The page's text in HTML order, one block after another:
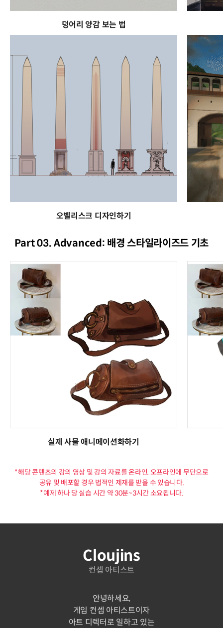
덩어리 양감 보는 법
오벨리스크 디자인하기
Part 03. Advanced: 배경 스타일라이즈드 기초
실제 사물 애니메이션화하기
*해당 콘텐츠의 강의 영상 및 강의 자료를 온라인, 오프라인에 무단으로
공유 및 배포할 경우 법적인 제재를 받을 수 있습니다.
*예제 하나 당 실습 시간 약 30분~3시간 소요됩니다.
Cloujins
컨셉 아티스트
안녕하세요,
게임 컨셉 아티스트이자
아트 디렉터로 일하고 있는